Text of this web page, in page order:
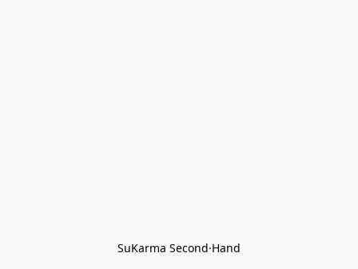
SuKarma Second·Hand